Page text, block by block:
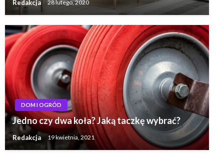
Redakcja 28 lutego, 2020
DOM I OGRÓD
Jedno czy dwa koła? Jaką taczkę wybrać?
Redakcja 19 kwietnia, 2021